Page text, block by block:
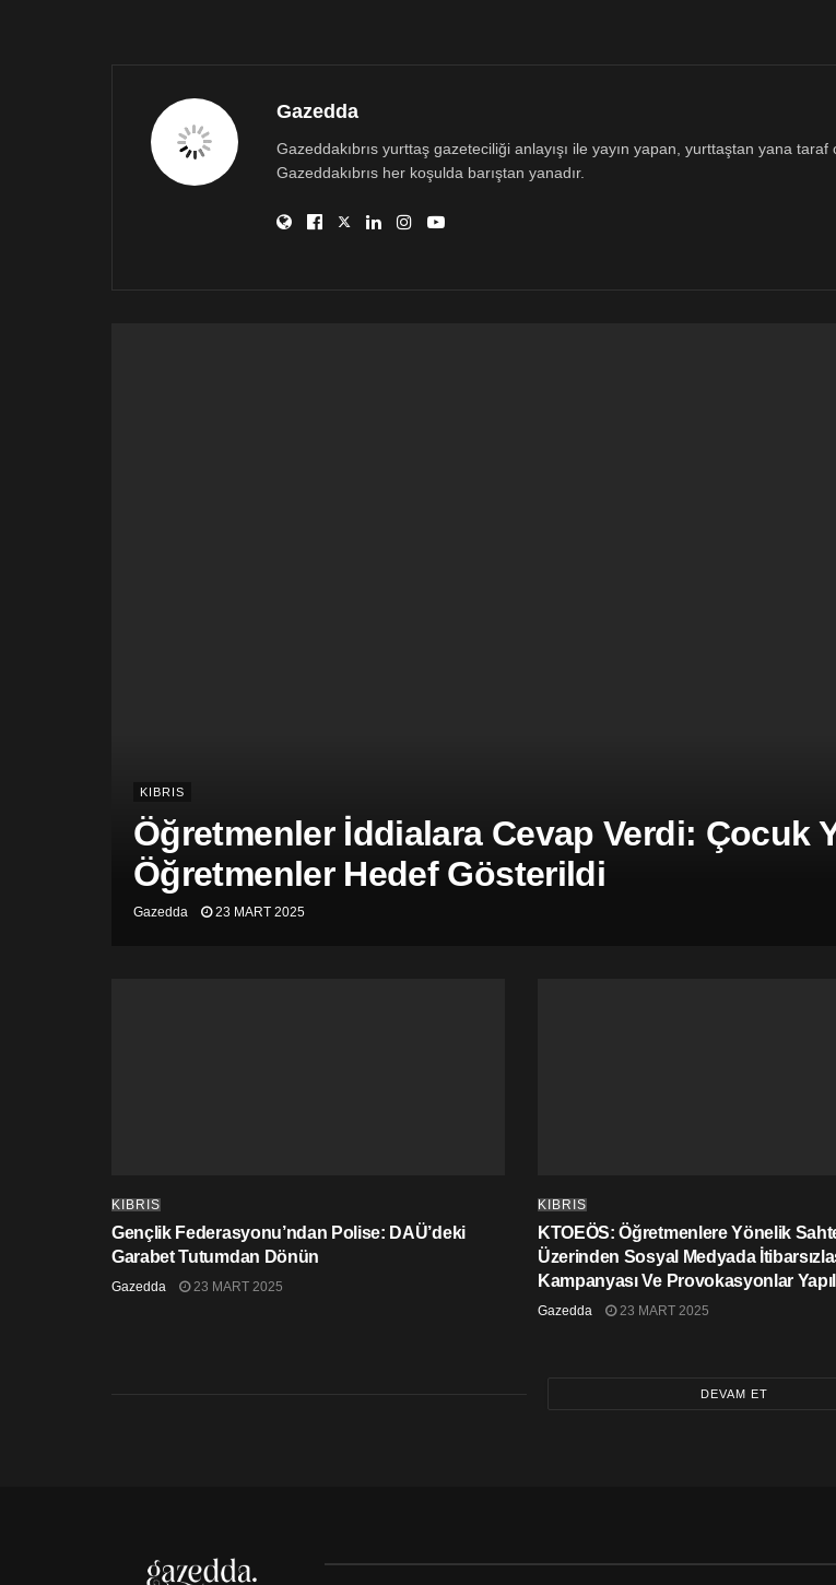
Gazedda
Gazeddakıbrıs yurttaş gazeteciliği anlayışı ile yayın yapan, yurttaştan yana
Gazeddakıbrıs her koşulda barıştan yanadır.
KIBRIS
Öğretmenler İddialara Cevap Verdi: Çocuk
Öğretmenler Hedef Gösterildi
Gazedda 23 MART 2025
KIBRIS
Gençlik Federasyonu’ndan Polise: DAÜ’deki
Garabet Tutumdan Dönün
Gazedda 23 MART 2025
KIBRIS
KTOEÖS: Öğretmenlere Yönelik
Üzerinden Sosyal Medyada
Kampanyası Ve Provokasyonlar
Gazedda 23 MART 2025
DEVAM ET